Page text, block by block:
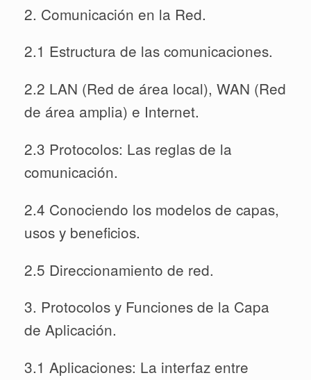
2. Comunicación en la Red.
2.1 Estructura de las comunicaciones.
2.2 LAN (Red de área local), WAN (Red
de área amplia) e Internet.
2.3 Protocolos: Las reglas de la
comunicación.
2.4 Conociendo los modelos de capas,
usos y beneficios.
2.5 Direccionamiento de red.
3. Protocolos y Funciones de la Capa
de Aplicación.
3.1 Aplicaciones: La interfaz entre